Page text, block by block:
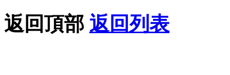
返回頂部 返回列表